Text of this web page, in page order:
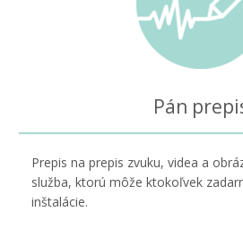
Pán
Prepis na prepis zvuku, videa a
služba, ktorú môže ktokoľvek
inštalácie.